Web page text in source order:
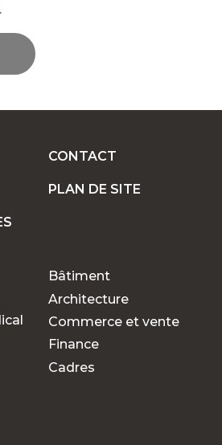
D'EMPLOIS VACANTS
TEMPORAIRES :
OK JOB POUR VOS
?
pour
CONTACT
PLAN DE SITE
Bâtiment
Architecture
Commerce et vente
Finance
Cadres